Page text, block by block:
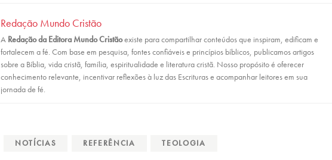
Redação Mundo Cristão
A Redação da Editora Mundo Cristãoexiste para compartilhar conteúdos que inspiram, edificam e
fortalecem a fé. Com base em pesquisa, fontes confiáveis e princípios bíblicos, publicamos artigos
sobre a Bíblia, vida cristã, família, espiritualidade e literatura cristã. Nosso propósito é oferecer
conhecimento relevante, incentivar reflexões à luz das Escrituras e acompanhar leitores em sua
jornada de fé.
NOTÍCIAS REFERÊNCIA TEOLOGIA